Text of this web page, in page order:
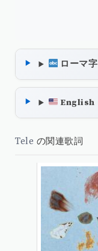
ローマ字
English
Tele の関連歌詞